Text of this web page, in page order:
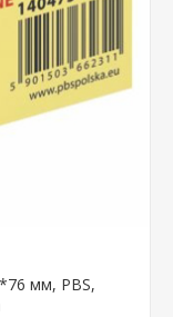
мм, PBS,